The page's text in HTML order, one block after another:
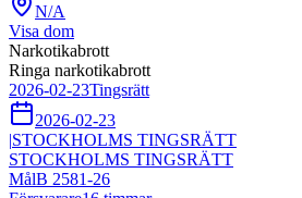
N/A
Visa dom
Narkotikabrott
Ringa narkotikabrott
2026-02-23Tingsrätt
2026-02-23
|STOCKHOLMS TINGSRÄTT
STOCKHOLMS TINGSRÄTT
MålB 2581-26